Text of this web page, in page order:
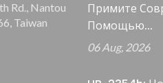
Rd., Nantou
Taiwan
Примите
Помощью...
06 Aug, 2026